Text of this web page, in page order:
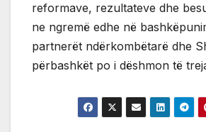
reformave, rezultateve dhe
ne ngremë edhe në
partnerët ndërkombëtarë dhe
përbashkët po i dëshmon të